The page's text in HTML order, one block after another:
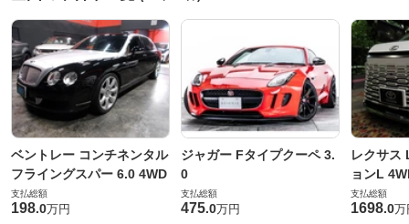
ベントレー コンチネンタル
フライングスパー 6.0 4WD
支払総額
198.0万円
ジャガー Fタイプクーペ 3.
0
支払総額
475.0万円
レクサス
ョンL
支払総額
1698.0万